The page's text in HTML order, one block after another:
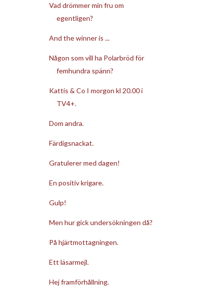
Vad drömmer min fru om
egentligen?
And the winner is ...
Någon som vill ha Polarbröd för
femhundra spänn?
Kattis & Co I morgon kl 20.00 i
TV4+.
Dom andra.
Färdigsnackat.
Gratulerer med dagen!
En positiv krigare.
Gulp!
Men hur gick undersökningen då?
På hjärtmottagningen.
Ett läsarmejl.
Hej framförhållning.